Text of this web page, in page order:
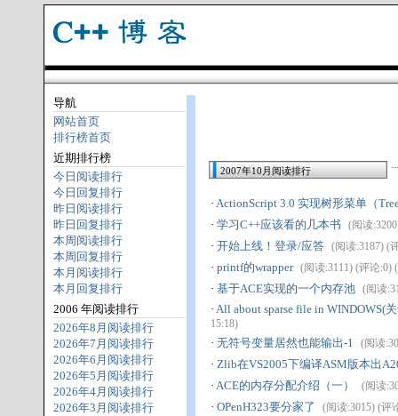
导航
网站首页
排行榜首页
近期排行榜
今日阅读排行
今日回复排行
昨日阅读排行
昨日回复排行
本周阅读排行
本周回复排行
本月阅读排行
本月回复排行
2006 年阅读排行
2026年8月阅读排行
2026年7月阅读排行
2026年6月阅读排行
2026年5月阅读排行
2026年4月阅读排行
2026年3月阅读排行
2007年10月阅读排行
· ActionScript 3.0 实现树形菜单（
· 学习C++应该看的几本书 (阅读
· 开始上线！登录/应答 (阅读:3187) (
· printf的wrapper (阅读:3111) (评论:0)
· 基于ACE实现的一个内存池 (阅读
· All about sparse file in WINDOWS(
15:18)
· 无符号变量居然也能输出-1 (阅读
· Zlib在VS2005下编译ASM版本出
· ACE的内存分配介绍（一） (阅读
· OPenH323要分家了 (阅读:3015) (评